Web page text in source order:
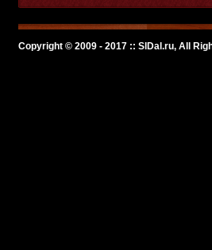
Copyright © 2009 - 2017 :: SlDal.ru, All